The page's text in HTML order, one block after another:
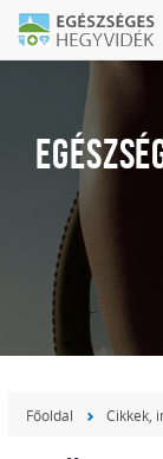
Főoldal Cikkek,